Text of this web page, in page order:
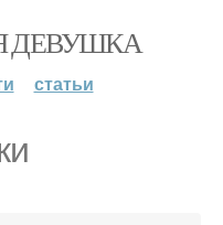
ДЕВУШКА
статьи